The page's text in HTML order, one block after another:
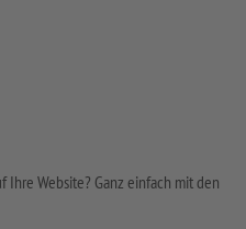
Website? Ganz einfach mit den